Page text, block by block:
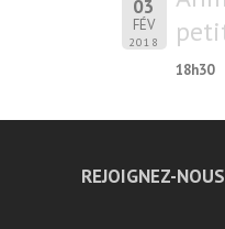
03
FÉV
2018
18h30
REJOIGNEZ-